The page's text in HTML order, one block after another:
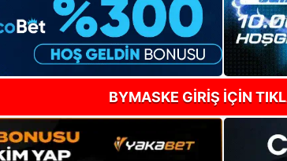
BYMASKE GİRİŞ İÇİN